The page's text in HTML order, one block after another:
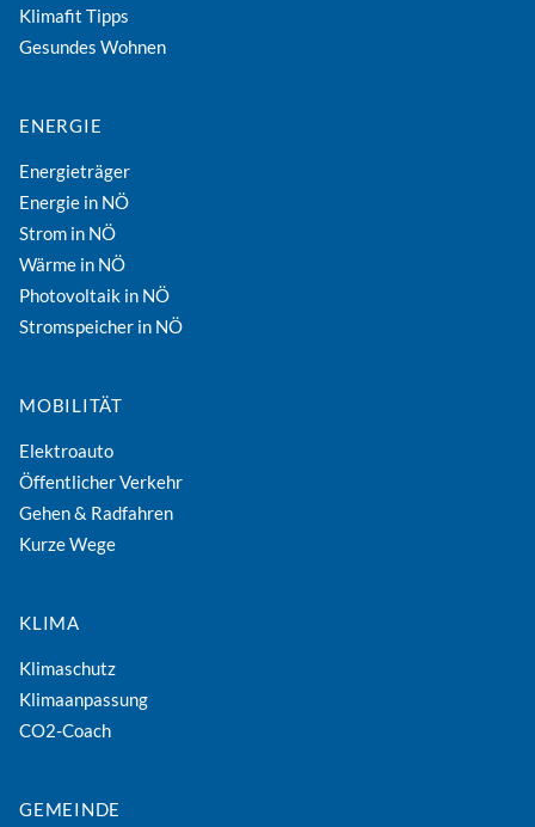
Klimafit Tipps
Gesundes Wohnen
ENERGIE
Energieträger
Energie in NÖ
Strom in NÖ
Wärme in NÖ
Photovoltaik in NÖ
Stromspeicher in NÖ
MOBILITÄT
Elektroauto
Öffentlicher Verkehr
Gehen & Radfahren
Kurze Wege
KLIMA
Klimaschutz
Klimaanpassung
CO2-Coach
GEMEINDE